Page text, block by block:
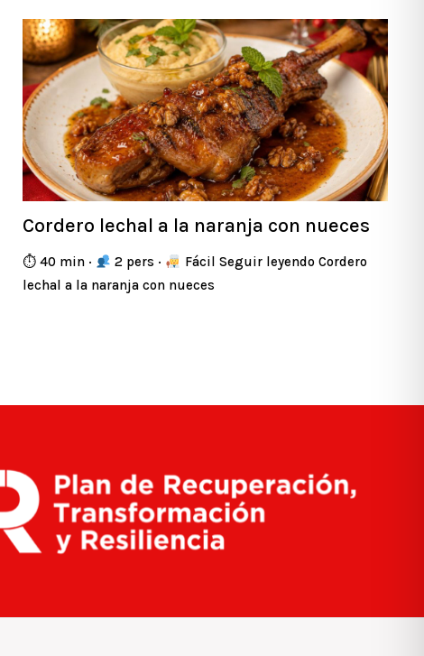
Cordero lechal a la naranja con nueces
⏱ 40 min · 2 pers ·
Fácil Seguir leyendo Cordero
lechal a la naranja con nueces